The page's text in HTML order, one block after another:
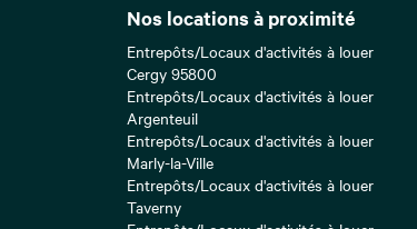
Nos locations à proximité
Entrepôts/Locaux d'activités à louer
Cergy 95800
Entrepôts/Locaux d'activités à louer
Argenteuil
Entrepôts/Locaux d'activités à louer
Marly-la-Ville
Entrepôts/Locaux d'activités à louer
Taverny